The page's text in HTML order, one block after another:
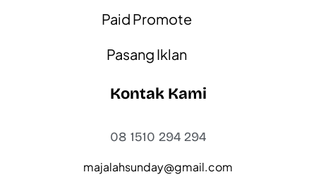
Paid Promote
Pasang Iklan
Kontak Kami
08 1510 294 294
majalahsunday@gmail.com